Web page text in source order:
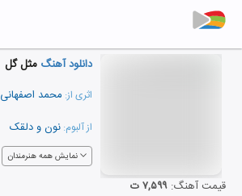
دانلود آهنگ مثل گل
اثری از: محمد اصفهانی
از آلبوم: نون و دلقک
نمایش همه هنرمندان
قیمت آهنگ: ۷,۵۹۹ ت